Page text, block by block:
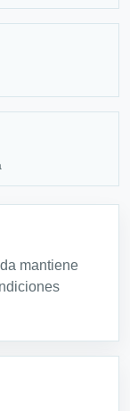
mantiene